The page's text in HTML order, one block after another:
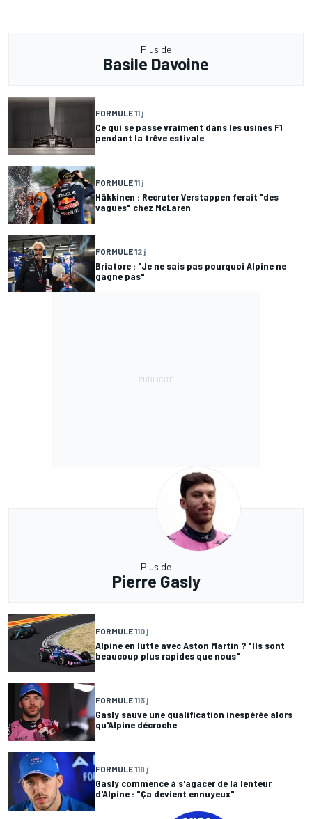
Plus de
Basile Davoine
FORMULE 11 j
Ce qui se passe vraiment dans les usines F1
pendant la trêve estivale
FORMULE 11 j
Häkkinen : Recruter Verstappen ferait "des
vagues" chez McLaren
FORMULE 12 j
Briatore : "Je ne sais pas pourquoi Alpine ne
gagne pas"
Plus de
Pierre Gasly
FORMULE 110 j
Alpine en lutte avec Aston Martin ? "Ils sont
beaucoup plus rapides que nous"
FORMULE 113 j
Gasly sauve une qualification inespérée alors
qu'Alpine décroche
FORMULE 119 j
Gasly commence à s'agacer de la lenteur
d'Alpine : "Ça devient ennuyeux"